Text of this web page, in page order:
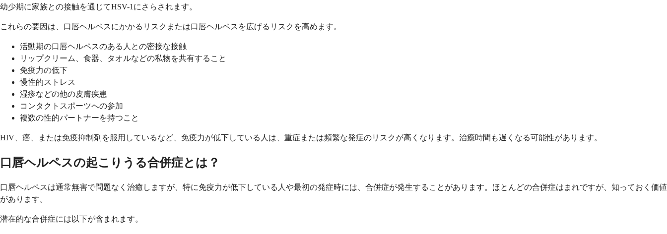
幼少期に家族との接触を通じてHSV-1にさらされます。
これらの要因は、口唇ヘルペスにかかるリスクまたは口唇ヘルペスを広げるリスクを高めます。
活動期の口唇ヘルペスのある人との密接な接触
リップクリーム、食器、タオルなどの私物を共有すること
免疫力の低下
慢性的ストレス
湿疹などの他の皮膚疾患
コンタクトスポーツへの参加
複数の性的パートナーを持つこと
HIV、癌、または免疫抑制剤を服用しているなど、免疫力が低下している人は、重症または頻繁な発症のリスクが高くなります。治癒時間も遅くなる可能性があります。
口唇ヘルペスの起こりうる合併症とは？
口唇ヘルペスは通常無害で問題なく治癒しますが、特に免疫力が低下している人や最初の発症時には、合併症が発生することがあります。ほとんどの合併症はまれですが、知っておく価値
があります。
潜在的な合併症には以下が含まれます。